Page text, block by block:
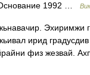
1992 …
Эхиримжи
ирид градусдив
физ жезвай.